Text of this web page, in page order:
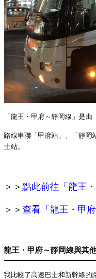
「龍王・甲府～靜岡線」是由
路線串聯「甲府站」、「靜岡
士站。
＞＞點此前往「龍王
＞＞查看「龍王 ・甲
龍王・甲府～靜岡線與其
我比較了高速巴士和新幹線的